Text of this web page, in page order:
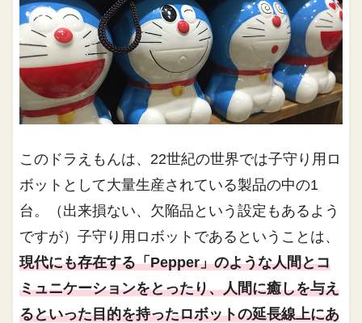
このドラえもんは、22世紀の世界では子守り用ロ
ボットとして大量生産されている製品の中の1
台。（出来損ない、欠陥品という設定もあるよう
ですが）子守り用ロボットであるということは、
現代にも存在する「Pepper」のような人間とコ
ミュニケーションをとったり、人間に癒しを与え
るといった目的を持ったロボットの延長線上にあ